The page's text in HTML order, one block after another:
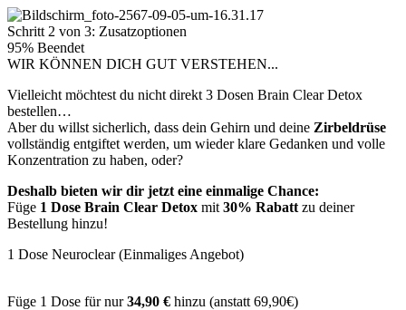
Schritt 2 von 3: Zusatzoptionen
95% Beendet
WIR KÖNNEN DICH GUT VERSTEHEN...
Vielleicht möchtest du nicht direkt 3 Dosen Brain Clear Detox
bestellen…
Aber du willst sicherlich, dass dein Gehirn und deine Zirbeldrüse
vollständig entgiftet werden, um wieder klare Gedanken und volle
Konzentration zu haben, oder?
Deshalb bieten wir dir jetzt eine einmalige Chance:
Füge 1 Dose Brain Clear Detox mit 30% Rabatt zu deiner
Bestellung hinzu!
1 Dose Neuroclear (Einmaliges Angebot)
Füge 1 Dose für nur34,90 € hinzu (anstatt 69,90€)